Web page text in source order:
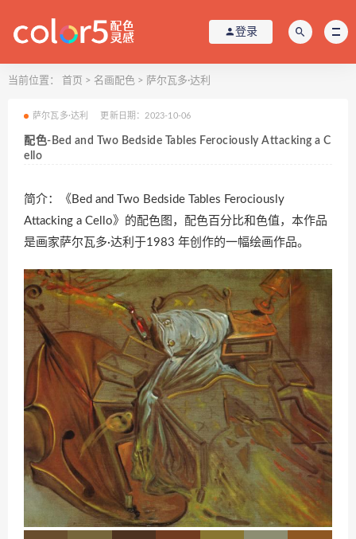
登录
当前位置： 首页 > 名画配色 > 萨尔瓦多·达利
萨尔瓦多·达利 更新日期：2023-10-06
配色-Bed and Two Bedside Tables Ferociously Attacking a C
ello
简介：《Bed and Two Bedside Tables Ferociously
Attacking a Cello》的配色图，配色百分比和色值，本作品
是画家萨尔瓦多·达利于1983 年创作的一幅绘画作品。